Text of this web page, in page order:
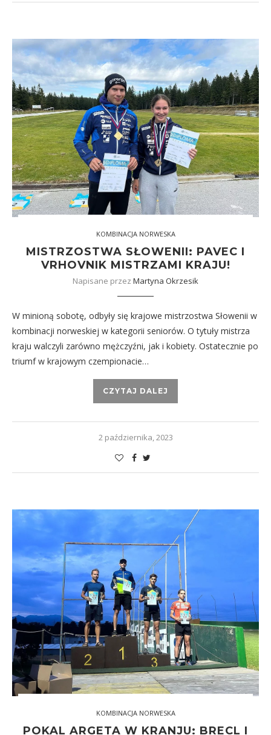
KOMBINACJA NORWESKA
MISTRZOSTWA SŁOWENII: PAVEC I
VRHOVNIK MISTRZAMI KRAJU!
Napisane przez Martyna Okrzesik
W minioną sobotę, odbyły się krajowe mistrzostwa Słowenii w
kombinacji norweskiej w kategorii seniorów. O tytuły mistrza
kraju walczyli zarówno mężczyźni, jak i kobiety. Ostatecznie po
triumf w krajowym czempionacie…
CZYTAJ DALEJ
2 października, 2023
KOMBINACJA NORWESKA
POKAL ARGETA W KRANJU: BRECL I